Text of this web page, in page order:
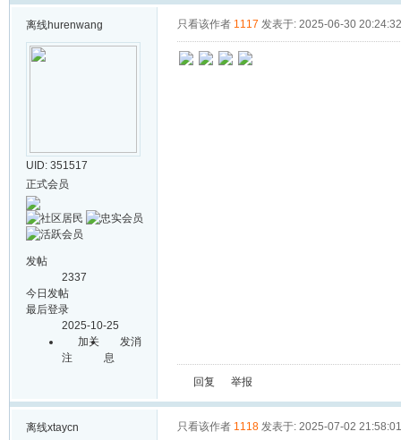
离线hurenwang
UID: 351517
正式会员
发帖
2337
今日发帖
最后登录
2025-10-25
加关
注
发消
息
只看该作者 1117 发表于: 2025-06-30 20:24:32
回复 举报
离线xtaycn 只看该作者 1118 发表于: 2025-07-02 21:58:01